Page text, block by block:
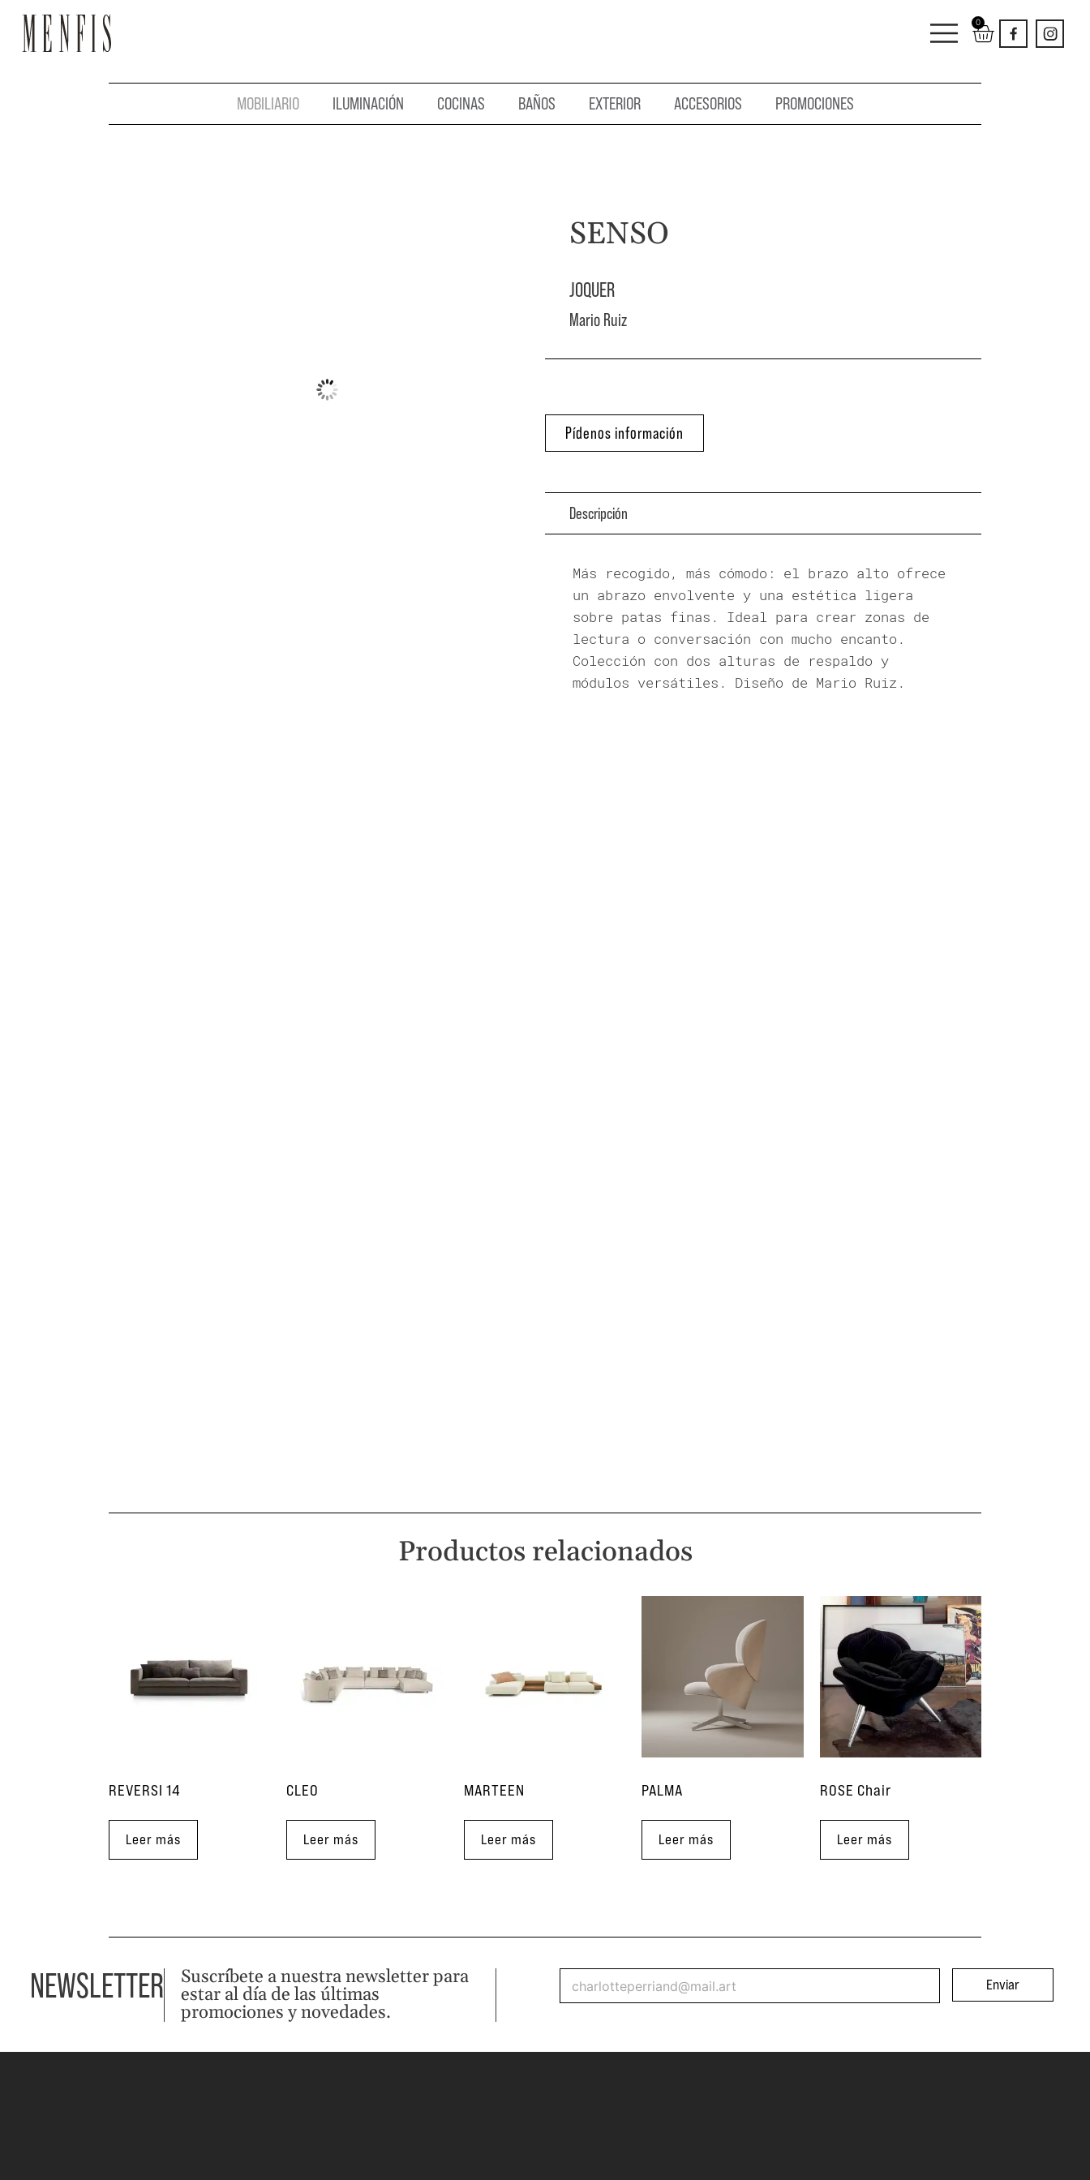
0
MOBILIARIO ILUMINACIÓN COCINAS BAÑOS EXTERIOR ACCESORIOS PROMOCIONES
SENSO
JOQUER
Mario Ruiz
Pídenos información
Descripción
Más recogido, más cómodo: el brazo alto ofrece
un abrazo envolvente y una estética ligera
sobre patas finas. Ideal para crear zonas de
lectura o conversación con mucho encanto.
Colección con dos alturas de respaldo y
módulos versátiles. Diseño de Mario Ruiz.
Productos relacionados
REVERSI 14
Leer más
CLEO
Leer más
MARTEEN
Leer más
PALMA
Leer más
ROSE Chair
Leer más
NEWSLETTER Suscríbete a nuestra newsletter para
estar al día de las últimas
promociones y novedades.
Enviar